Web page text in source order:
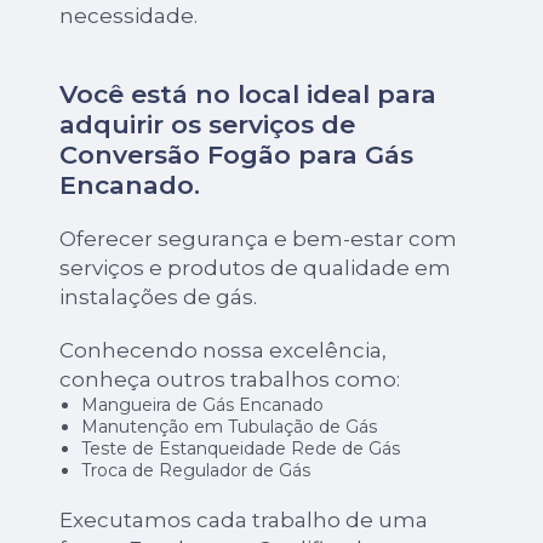
necessidade.
Você está no local ideal para
adquirir os serviços de
Conversão Fogão para Gás
Encanado.
Oferecer segurança e bem-estar com
serviços e produtos de qualidade em
instalações de gás.
Conhecendo nossa excelência,
conheça outros trabalhos como:
Mangueira de Gás Encanado
Manutenção em Tubulação de Gás
Teste de Estanqueidade Rede de Gás
Troca de Regulador de Gás
Executamos cada trabalho de uma